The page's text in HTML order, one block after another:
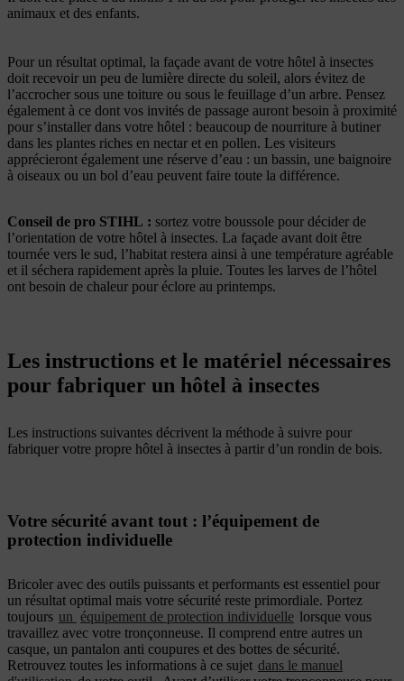
animaux et des enfants.
Pour un résultat optimal, la façade avant de votre hôtel à insectes
doit recevoir un peu de lumière directe du soleil, alors évitez de
l’accrocher sous une toiture ou sous le feuillage d’un arbre. Pensez
également à ce dont vos invités de passage auront besoin à proximité
pour s’installer dans votre hôtel : beaucoup de nourriture à butiner
dans les plantes riches en nectar et en pollen. Les visiteurs
apprécieront également une réserve d’eau : un bassin, une baignoire
à oiseaux ou un bol d’eau peuvent faire toute la différence.
Conseil de pro STIHL : sortez votre boussole pour décider de
l’orientation de votre hôtel à insectes. La façade avant doit être
tournée vers le sud, l’habitat restera ainsi à une température agréable
et il séchera rapidement après la pluie. Toutes les larves de l’hôtel
ont besoin de chaleur pour éclore au printemps.
Les instructions et le matériel nécessaires
pour fabriquer un hôtel à insectes
Les instructions suivantes décrivent la méthode à suivre pour
fabriquer votre propre hôtel à insectes à partir d’un rondin de bois.
Votre sécurité avant tout : l’équipement de
protection individuelle
Bricoler avec des outils puissants et performants est essentiel pour
un résultat optimal mais votre sécurité reste primordiale. Portez
toujours un équipement de protection individuelle lorsque vous
travaillez avec votre tronçonneuse. Il comprend entre autres un
casque, un pantalon anti coupures et des bottes de sécurité.
Retrouvez toutes les informations à ce sujet dans le manuel